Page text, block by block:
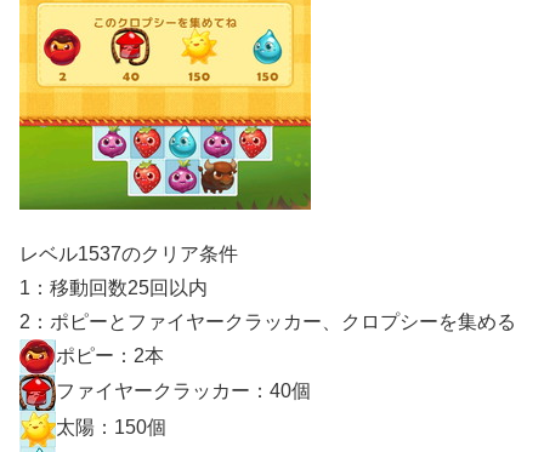
レベル1537のクリア条件
1：移動回数25回以内
2：ポピーとファイヤークラッカー、クロプシーを集める
ポピー：2本
ファイヤークラッカー：40個
太陽：150個